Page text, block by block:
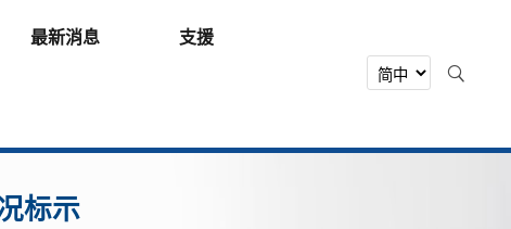
最新消息 支援
标示